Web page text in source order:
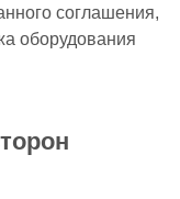
соглашения,
оборудования